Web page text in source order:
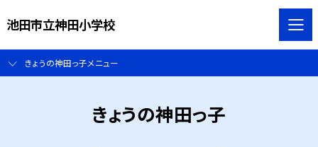
池田市立神田小学校
きょうの神田っ子メニュー
きょうの神田っ子